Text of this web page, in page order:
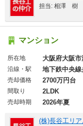
担当: 相澤 樹
マンション
所在地 大阪府大阪
沿線・駅 地下鉄中央線
売却価格 2700万円台
間取り 2LDK
売却時期 2026年夏
(株)長谷工リ